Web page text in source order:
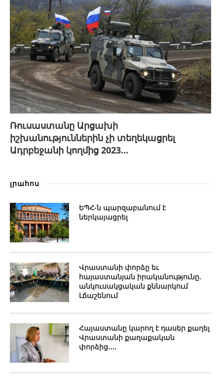
Ռուսաստանը Արցախի
իշխանություններին չի տեղեկացրել
Ադրբեջանի կողմից 2023...
լրահոս
ԵՊՀ-ն պարզաբանում է
ներկայացրել
Վրաստանի փորձը եւ
հայաստանյան իրականությունը.
անկուսակցական քննարկում
Լճաշենում
Հայաստանը կարող է դասեր քաղել
Վրաստանի քաղաքական
փորձից․...